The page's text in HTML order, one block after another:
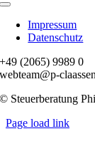
Toggle
NavigationImpressum
Datenschutz
+49 (2065) 9989 0
webteam@p-
© Steuerberatung
Page load link